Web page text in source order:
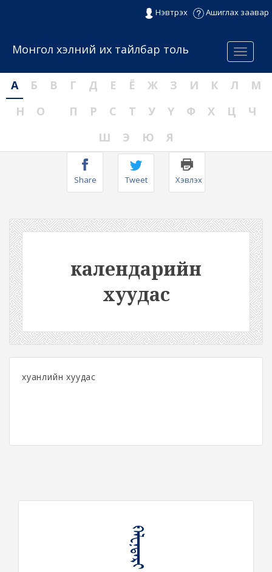
Нэвтрэх Ашиглах заавар
Menu
Монгол хэлний их тайлбар толь
А Б В Г Д Е Ё Ж З И К Л
М
Н
О П Р С Т У Ү Ф Х Ц
Ч
Ш
Э Ю Я
Share Tweet Хэвлэх
календарийн
хуудас
хуанлийн хуудас